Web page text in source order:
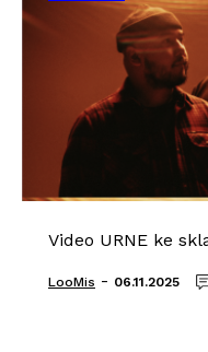
Video URNE ke
LooMis - 06.11.2025